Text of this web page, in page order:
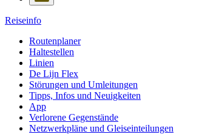
Reiseinfo
Routenplaner
Haltestellen
Linien
De Lijn Flex
Störungen und Umleitungen
Tipps, Infos und Neuigkeiten
App
Verlorene Gegenstände
Netzwerkpläne und Gleiseinteilungen